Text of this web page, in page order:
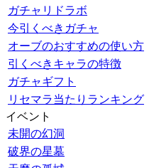
ガチャリドラボ
今引くべきガチャ
オーブのおすすめの使い方
引くべきキャラの特徴
ガチャギフト
リセマラ当たりランキング
イベント
未開の幻洞
破界の星墓